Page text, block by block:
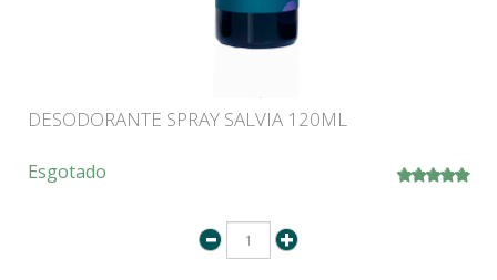
DESODORANTE SPRAY SALVIA 120ML
Esgotado